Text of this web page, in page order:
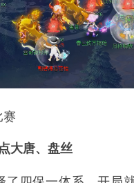
大唐、盘丝